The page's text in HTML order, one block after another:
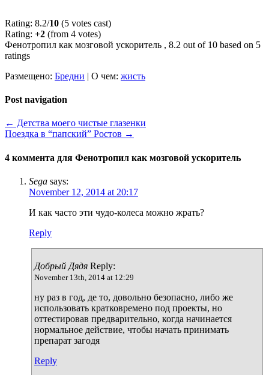
Rating: 8.2/10 (5 votes cast)
Rating: +2 (from 4 votes)
Фенотропил как мозговой ускоритель , 8.2 out of 10 based on 5
ratings
Размещено: Бредни | О чем: жисть
Post navigation
← Детства моего чистые глазенки
Поездка в “папский” Ростов →
4 коммента для Фенотропил как мозговой ускоритель
Sega says:
November 12, 2014 at 20:17
И как часто эти чудо-колеса можно жрать?
Reply
Добрый Дядя Reply:
November 13th, 2014 at 12:29
ну раз в год, де то, довольно безопасно, либо же
использовать кратковремено под проекты, но
оттестировав предварительно, когда начинается
нормальное действие, чтобы начать принимать
препарат загодя
Reply